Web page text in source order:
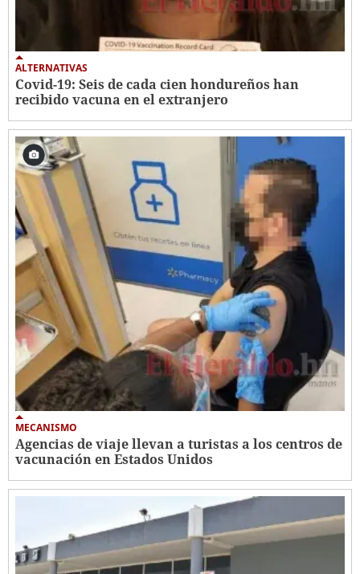
ALTERNATIVAS
Covid-19: Seis de cada cien hondureños han
recibido vacuna en el extranjero
MECANISMO
Agencias de viaje llevan a turistas a los centros de
vacunación en Estados Unidos